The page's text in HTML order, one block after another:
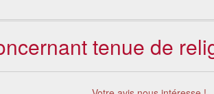
tenue de